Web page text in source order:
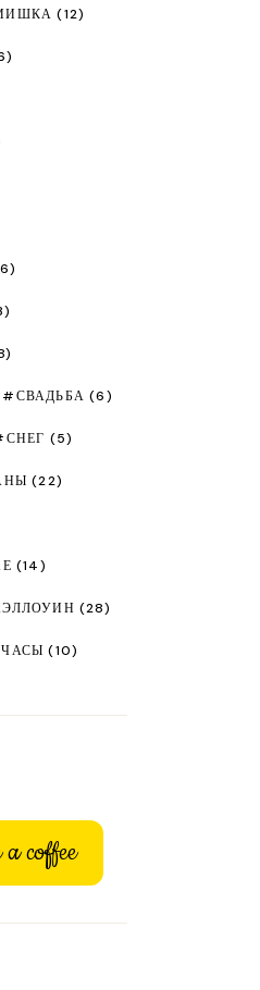
(12)
СВАДЬБА (6)
СНЕГ (5)
(22)
(14)
(28)
ЧАСЫ (10)
coffee